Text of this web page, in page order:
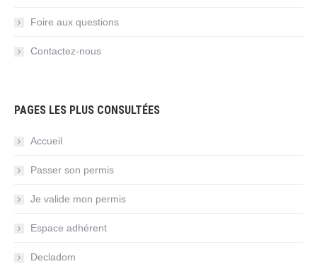
Foire aux questions
Contactez-nous
PAGES LES PLUS CONSULTÉES
Accueil
Passer son permis
Je valide mon permis
Espace adhérent
Decladom